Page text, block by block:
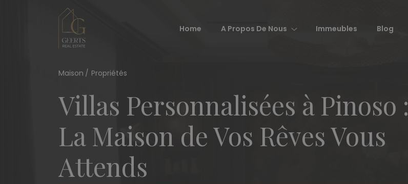
Home A Propos De Nous Immeubles Blog
Maison Propriétés
Villas Personnalisées à Pinoso :
La Maison de Vos Rêves Vous
Attends